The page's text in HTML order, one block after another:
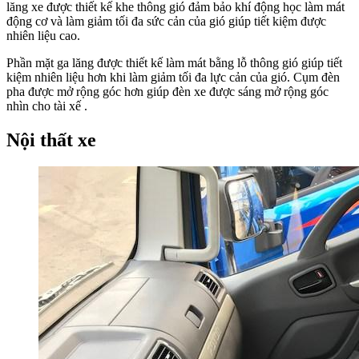
lăng xe được thiết kế khe thông gió đảm bảo khí động học làm mát
động cơ và làm giảm tối đa sức cản của gió giúp tiết kiệm được
nhiên liệu cao.
Phần mặt ga lăng được thiết kế làm mát bằng lỗ thông gió giúp tiết
kiệm nhiên liệu hơn khi làm giảm tối đa lực cản của gió. Cụm đèn
pha được mở rộng góc hơn giúp đèn xe được sáng mở rộng góc
nhìn cho tài xế .
Nội thất xe